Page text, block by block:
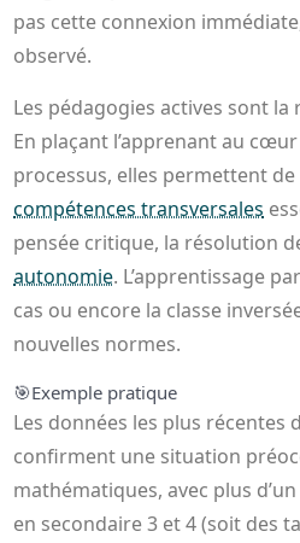
pas cette connexion
observé.
Les pédagogies actives sont
En plaçant l’apprenant au
processus, elles permettent
compétences transversales
pensée critique, la résolution
autonomie. L’apprentissage
cas ou encore la classe
nouvelles normes.
🎯Exemple pratique
Les données les plus récentes
confirment une situation
mathématiques, avec plus
en secondaire 3 et 4 (soit des